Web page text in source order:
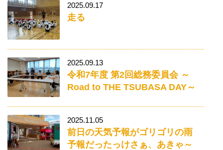
2025.09.17
走る
2025.09.13
令和7年度 第2回総務委員会 ～
Road to THE TSUBASA DAY～
2025.11.05
前日の天気予報がゴリゴリの雨
予報だったっけさぁ、あきゃ～